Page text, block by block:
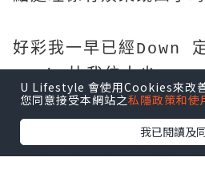
好彩我一早已經Down
Mask 比我位大少，
不過今次大少好好係一
啦
反而我地兩個大人連訓
U Lifestyle 會使用Cookies來改
您同意接受本網站之私隱政策和使
我已閱讀及